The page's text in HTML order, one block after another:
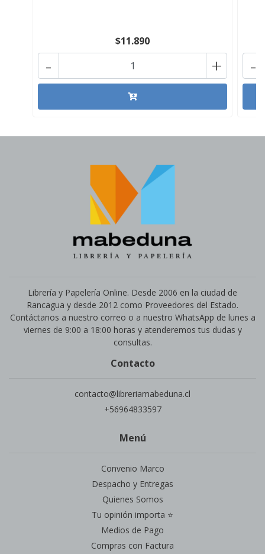
$11.890
+
- -
Librería y Papelería Online. Desde 2006 en la ciudad de
Rancagua y desde 2012 como Proveedores del Estado.
Contáctanos a nuestro correo o a nuestro WhatsApp de lunes a
viernes de 9:00 a 18:00 horas y atenderemos tus dudas y
consultas.
Contacto
contacto@libreriamabeduna.cl
+56964833597
Menú
Convenio Marco
Despacho y Entregas
Quienes Somos
Tu opinión importa ⭐
Medios de Pago
Compras con Factura